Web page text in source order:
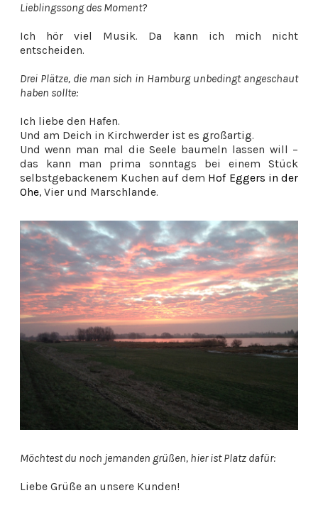
Lieblingssong des Moment?
Ich hör viel Musik. Da kann ich mich nicht
entscheiden.
Drei Plätze, die man sich in Hamburg unbedingt angeschaut
haben sollte:
Ich liebe den Hafen.
Und am Deich in Kirchwerder ist es großartig.
Und wenn man mal die Seele baumeln lassen will –
das kann man prima sonntags bei einem Stück
selbstgebackenem Kuchen auf dem Hof Eggers in der
Ohe, Vier und Marschlande.
Möchtest du noch jemanden grüßen, hier ist Platz dafür:
Liebe Grüße an unsere Kunden!